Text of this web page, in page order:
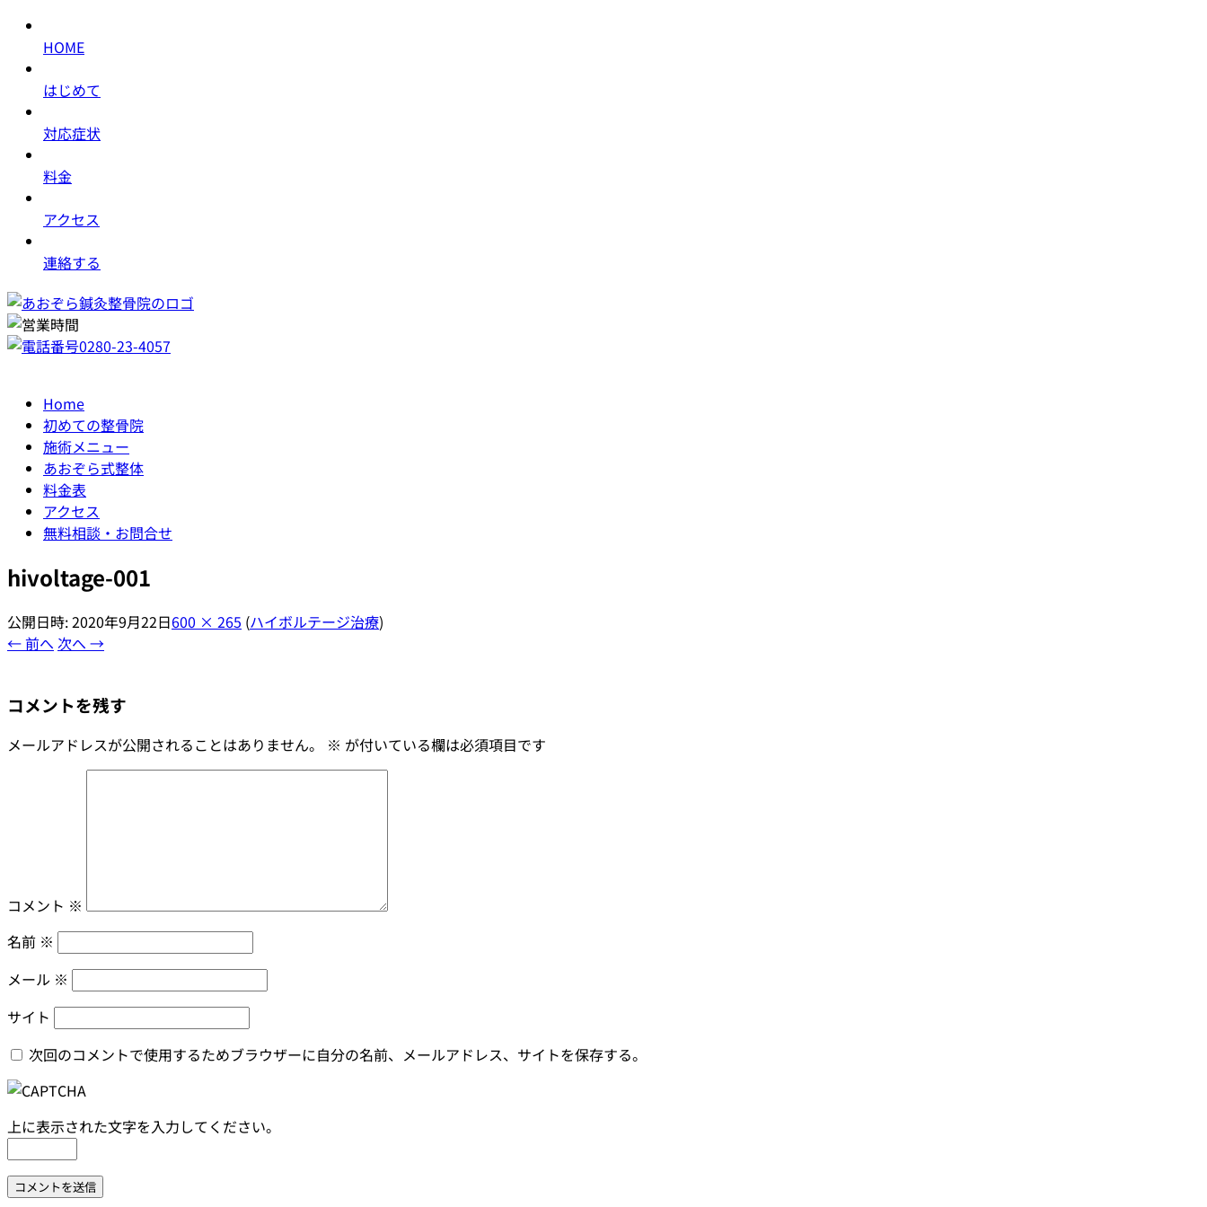
HOME
はじめて
対応症状
料金
アクセス
連絡する
Home
初めての整骨院
施術メニュー
あおぞら式整体
料金表
アクセス
無料相談・お問合せ
hivoltage-001
公開日時:2020年9月22日600 × 265 (ハイボルテージ治療)
← 前へ 次へ →
コメントを残す
メールアドレスが公開されることはありません。 ※ が付いている欄は必須項目です
コメント ※
名前 ※
メール ※
サイト
次回のコメントで使用するためブラウザーに自分の名前、メールアドレス、サイトを保存する。
上に表示された文字を入力してください。